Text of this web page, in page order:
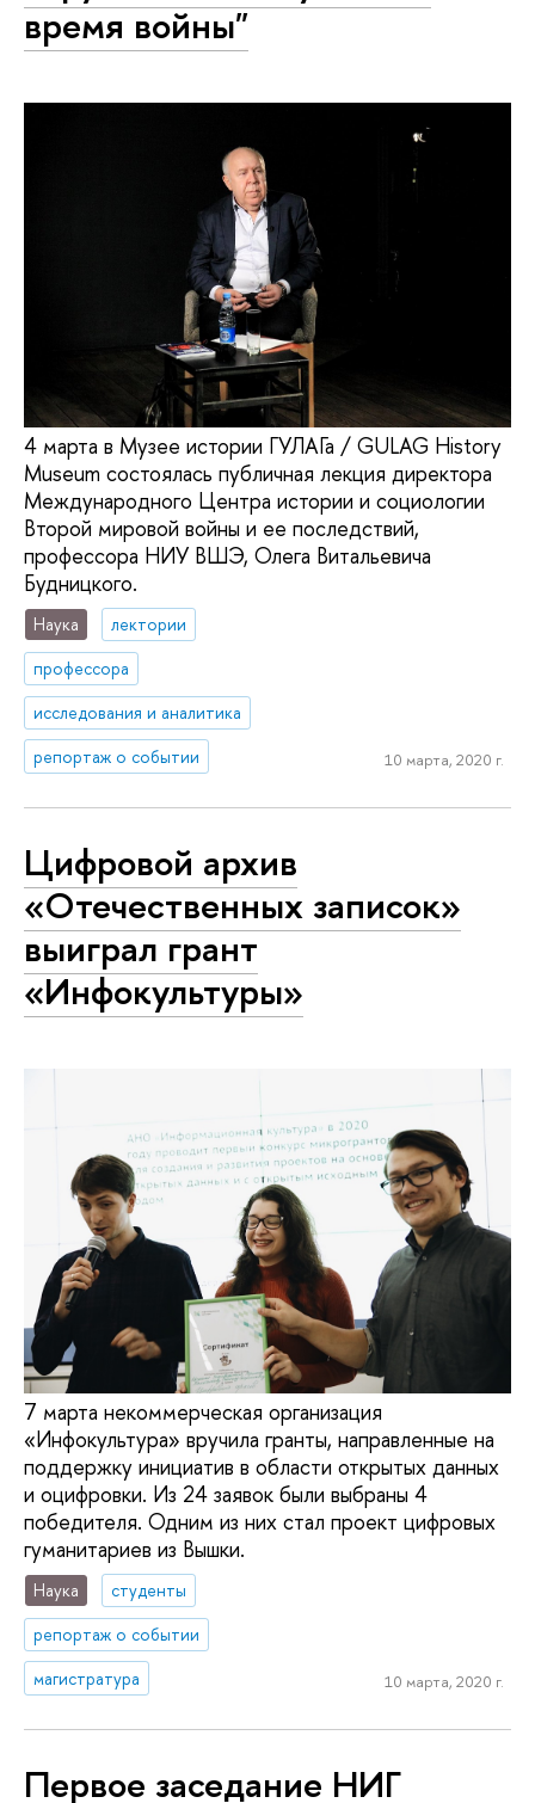
время войны"
4 марта в Музее истории ГУЛАГа / GULAG History
Museum состоялась публичная лекция директора
Международного Центра истории и социологии
Второй мировой войны и ее последствий,
профессора НИУ ВШЭ, Олега Витальевича
Будницкого.
Наука
лектории
профессора
исследования и аналитика
репортаж о событии
10 марта, 2020 г.
Цифровой архив
«Отечественных записок»
выиграл грант
«Инфокультуры»
7 марта некоммерческая организация
«Инфокультура» вручила гранты, направленные на
поддержку инициатив в области открытых данных
и оцифровки. Из 24 заявок были выбраны 4
победителя. Одним из них стал проект цифровых
гуманитариев из Вышки.
Наука
студенты
репортаж о событии
магистратура
10 марта, 2020 г.
Первое заседание НИГ